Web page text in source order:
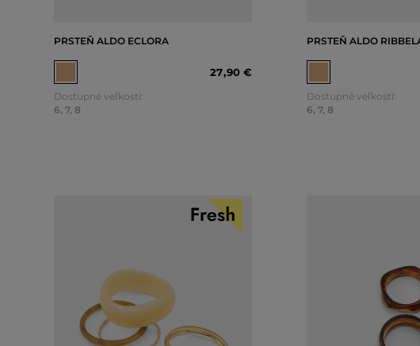
PRSTEŇ ALDO ECLORA
27,90 €
Dostupné veľkosti:
6, 7, 8
PRSTEŇ ALDO
Dostupné veľkosti:
6, 7, 8